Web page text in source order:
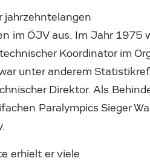
jahrzehntelangen
im ÖJV aus. Im Jahr 1975
Koordinator im
unter anderem
Direktor. Als
Paralympics Sieger
erhielt er viele